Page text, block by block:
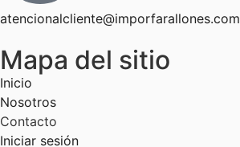
atencionalcliente@imporfarallones.com
Mapa del sitio
Inicio
Nosotros
Contacto
Iniciar sesión